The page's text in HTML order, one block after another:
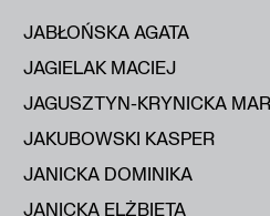
JABŁOŃSKA AGATA
JAGIELAK MACIEJ
JAGUSZTYN-KRYNICKA
JAKUBOWSKI KASPER
JANICKA DOMINIKA
JANICKA ELŻBIETA